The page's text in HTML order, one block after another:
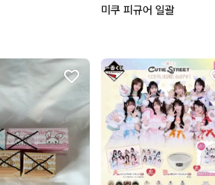
미쿠 피규어 일괄